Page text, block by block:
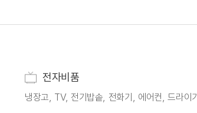
전자비품
냉장고, TV, 전기밥솥, 전화기, 에어컨, 드라이